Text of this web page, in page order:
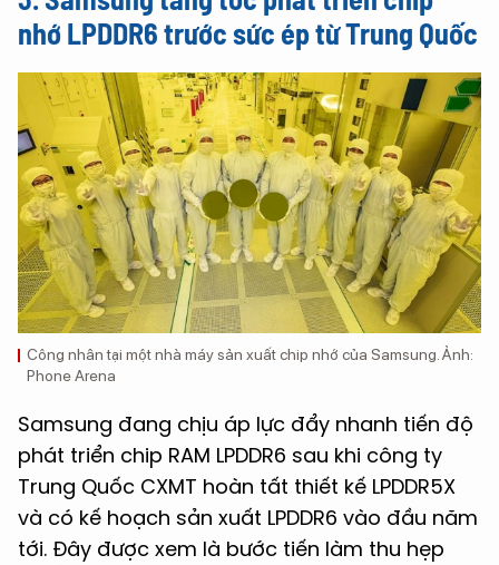
nhớ LPDDR6 trước sức ép từ Trung Quốc
Công nhân tại một nhà máy sản xuất chip nhớ của Samsung. Ảnh:
Phone Arena
Samsung đang chịu áp lực đẩy nhanh tiến độ
phát triển chip RAM LPDDR6 sau khi công ty
Trung Quốc CXMT hoàn tất thiết kế LPDDR5X
và có kế hoạch sản xuất LPDDR6 vào đầu năm
tới. Đây được xem là bước tiến làm thu hẹp